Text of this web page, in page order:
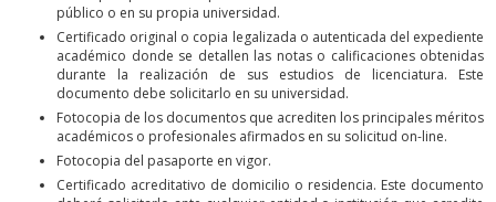
público o en su propia universidad.
Certificado original o copia legalizada o autenticada del expediente
académico donde se detallen las notas o calificaciones obtenidas
durante la realización de sus estudios de licenciatura. Este
documento debe solicitarlo en su universidad.
Fotocopia de los documentos que acrediten los principales méritos
académicos o profesionales afirmados en su solicitud on-line.
Fotocopia del pasaporte en vigor.
Certificado acreditativo de domicilio o residencia. Este documento